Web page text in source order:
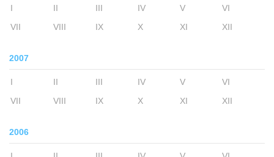
I II III IV V
VI
VII
VIII IX X XI XII
2007
I II III IV V
VI
VII
VIII IX X XI XII
2006